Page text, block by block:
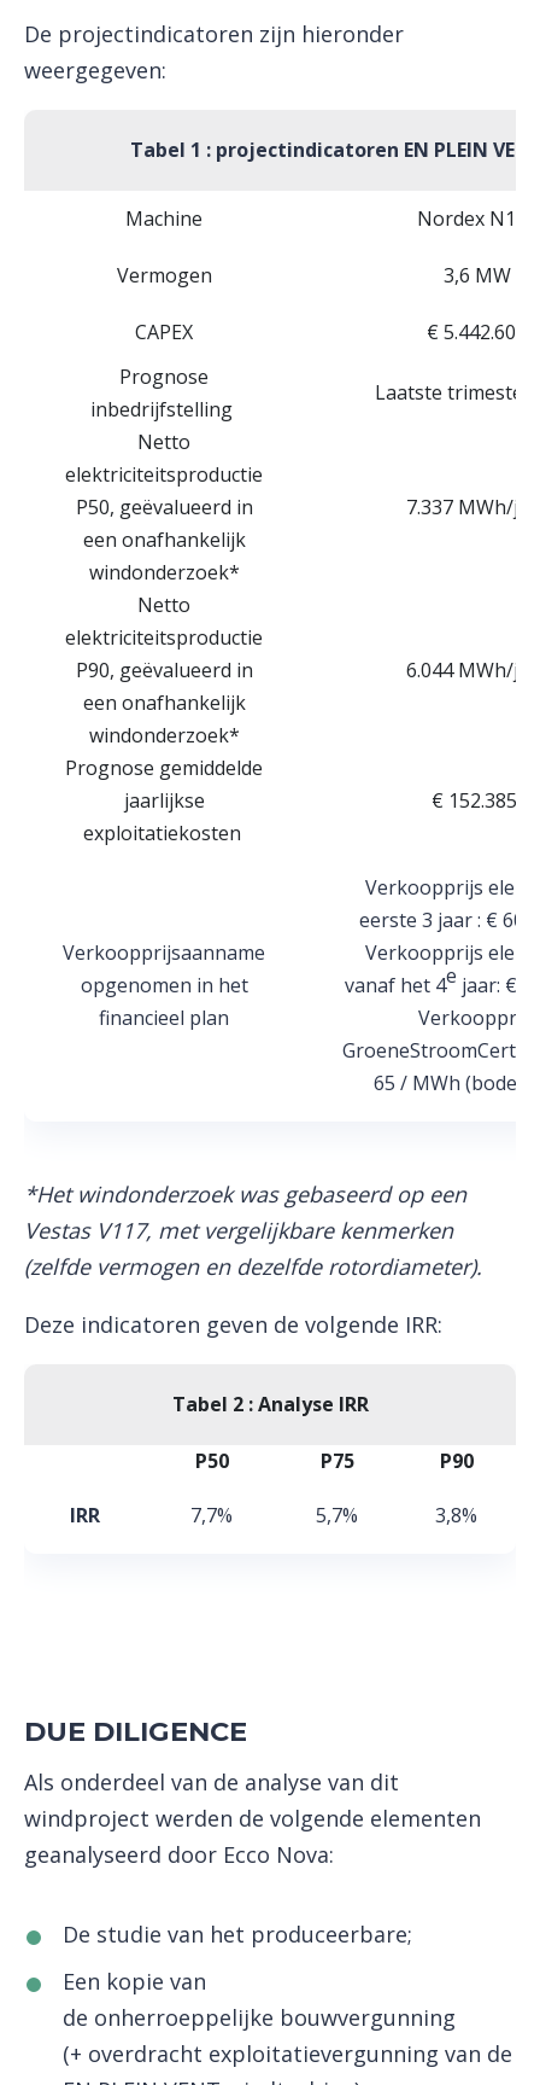
De projectindicatoren zijn hieronder
weergegeven:
Tabel 1 : projectindicatoren EN PLEIN
Machine Nordex N117
Vermogen 3,6 MW
CAPEX
€ 5.442.600
Prognose
inbedrijfstelling
Laatste trimester
Netto
elektriciteitsproductie
P50, geëvalueerd in
een onafhankelijk
windonderzoek*
7.337 MWh/
Netto
elektriciteitsproductie
P90, geëvalueerd in
een onafhankelijk
windonderzoek*
6.044 MWh/
Prognose gemiddelde
jaarlijkse
exploitatiekosten
€ 152.385
Verkoopprijsaanname
opgenomen in het
financieel plan
Verkoopprijs
eerste 3 jaar : € 60
Verkoopprijs
vanaf het 4e jaar: €
Verkoopprijs
65 / MWh
*Het windonderzoek was gebaseerd op een
Vestas V117, met vergelijkbare kenmerken
(zelfde vermogen en dezelfde rotordiameter).
Deze indicatoren geven de volgende IRR:
Tabel 2 : Analyse IRR
P50 P75 P90
IRR 7,7% 5,7% 3,8%
DUE DILIGENCE
Als onderdeel van de analyse van dit
windproject werden de volgende elementen
geanalyseerd door Ecco Nova:
De studie van het produceerbare;
Een kopie van
de onherroeppelijke bouwvergunning
(+ overdracht exploitatievergunning van de